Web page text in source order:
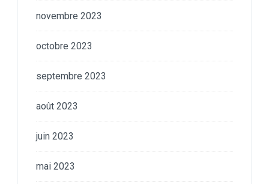
novembre 2023
octobre 2023
septembre 2023
août 2023
juin 2023
mai 2023